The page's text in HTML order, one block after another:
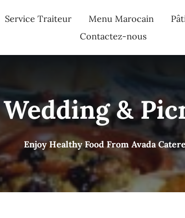
Service Traiteur Menu Marocain
Contactez-nous
Wedding &
Enjoy Healthy Food From Avada